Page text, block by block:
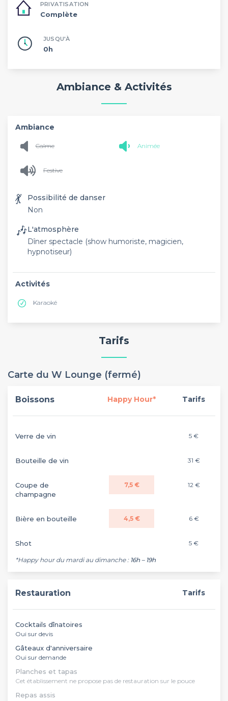
PRIVATISATION
Complète
JUSQU'À
0h
Ambiance & Activités
Ambiance
Calme Animée
Festive
💃
Possibilité de danser
Non
🎶L'atmosphère
Dîner spectacle (show humoriste, magicien,
hypnotiseur)
Activités
Karaoké
Tarifs
Carte du W Lounge (fermé)
Boissons Happy Hour* Tarifs
Verre de vin 5 €
Bouteille de vin 31 €
Coupe de
champagne
7,5 € 12 €
Bière en bouteille 4,5 € 6 €
Shot 5 €
*Happy hour du mardi au dimanche : 16h – 19h
Restauration Tarifs
Cocktails dînatoires
Oui sur devis
Gâteaux d'anniversaire
Oui sur demande
Planches et tapas
Cet établissement ne propose pas de restauration sur le pouce
Repas assis